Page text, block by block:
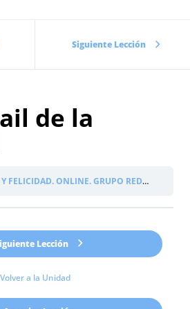
Siguiente Lección
de la
GESTIÓN EMOCIONAL Y FELICIDAD. ONLINE. GRUPO REDUCIDO
Volver a la Unidad
Lección